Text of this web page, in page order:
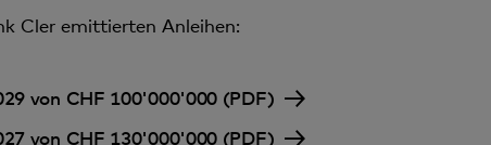
Cler emittierten Anleihen:
von CHF 100'000'000 (PDF)
von CHF 130'000'000 (PDF)